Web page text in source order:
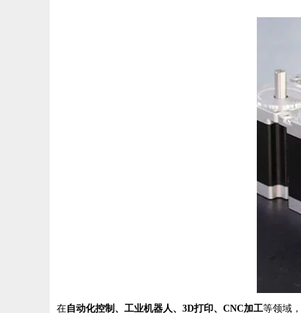
在自动化控制、工业机器人、3D打印、CNC加工等领域，